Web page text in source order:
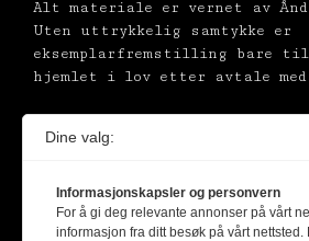
Alt materiale er vernet av
Uten uttrykkelig samtykke er
eksemplarfremstilling bare
hjemlet i lov etter avtale med
Dine valg:
Informasjonskapsler og personvern
For å gi deg relevante annonser på vårt
informasjon fra ditt besøk på vårt nettsted.